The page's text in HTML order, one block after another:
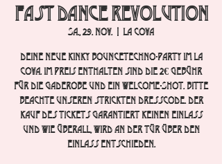
Fast Dance Revolution
Sa., 29. Nov.
  |
La Cova
Deine neue Kinky BounceTechno-Party im La
Cova. Im Preis enthalten sind die 2€ Gebühr
für die Gaderobe und ein Welcome-Shot. Bitte
beachte unseren strickten Dresscode. Der
Kauf des Tickets garantiert keinen Einlass
und wie überall, wird an der Tür über den
Einlass entschieden.